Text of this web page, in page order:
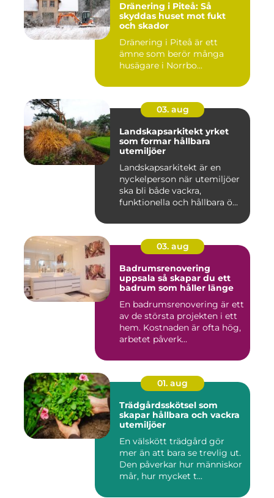
Dränering i Piteå: Så
skyddas huset mot fukt
och skador
Dränering i Piteå är ett
ämne som berör många
husägare i Norrbo...
03. aug
Landskapsarkitekt yrket
som formar hållbara
utemiljöer
Landskapsarkitekt är en
nyckelperson när utemiljöer
ska bli både vackra,
funktionella och hållbara ö...
03. aug
Badrumsrenovering
uppsala så skapar du ett
badrum som håller länge
En badrumsrenovering är ett
av de största projekten i ett
hem. Kostnaden är ofta hög,
arbetet påverk...
01. aug
Trädgårdsskötsel som
skapar hållbara och vackra
utemiljöer
En välskött trädgård gör
mer än att bara se trevlig ut.
Den påverkar hur människor
mår, hur mycket t...